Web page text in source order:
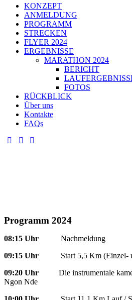
KONZEPT
ANMELDUNG
PROGRAMM
STRECKEN
FLYER 2024
ERGEBNISSE
MARATHON 2024
BERICHT
FOTOS
RÜCKBLICK
Über uns
Kontakte
FAQs
Programm 2024
08:15 Uhr Nachmeldung
09:15 Uhr Start 5,5 Km (Einzel-
09:20 Uhr Die instrumentale
Ngon Nde